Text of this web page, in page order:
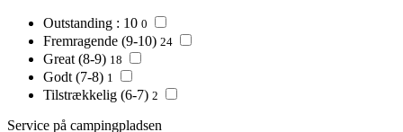
Outstanding : 10 0
Fremragende (9-10) 24
Great (8-9) 18
Godt (7-8) 1
Tilstrækkelig (6-7) 2
Service på campingpladsen